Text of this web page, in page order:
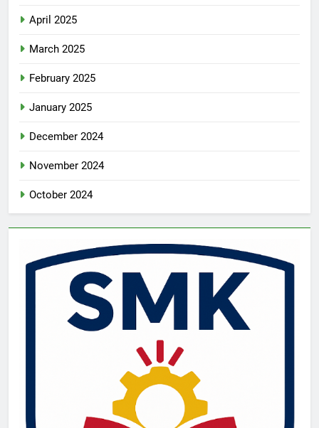
April 2025
March 2025
February 2025
January 2025
December 2024
November 2024
October 2024